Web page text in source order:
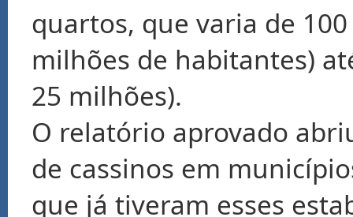
quartos, que varia de
milhões de habitantes)
25 milhões).
O relatório aprovado
de cassinos em
que já tiveram esses